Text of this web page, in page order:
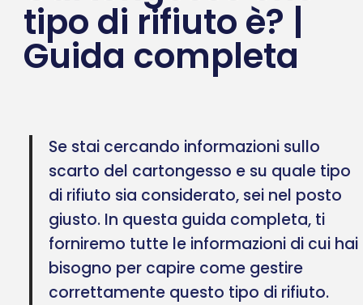
tipo di rifiuto è? |
Guida completa
Se stai cercando informazioni sullo
scarto del cartongesso e su quale tipo
di rifiuto sia considerato, sei nel posto
giusto. In questa guida completa, ti
forniremo tutte le informazioni di cui hai
bisogno per capire come gestire
correttamente questo tipo di rifiuto.